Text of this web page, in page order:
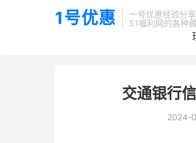
1号优惠
一号优惠经验分
51福利网的各种
交通银行
2024-